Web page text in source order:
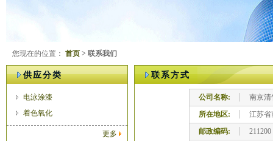
您现在的位置： 首页 > 联系我们
供应分类
电泳涂漆
着色氧化
更多
联系方式
公司名称:
南京清
所在地区:
江苏省
邮政编码:
211200